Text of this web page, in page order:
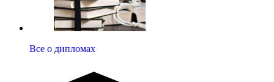
Все о дипломах